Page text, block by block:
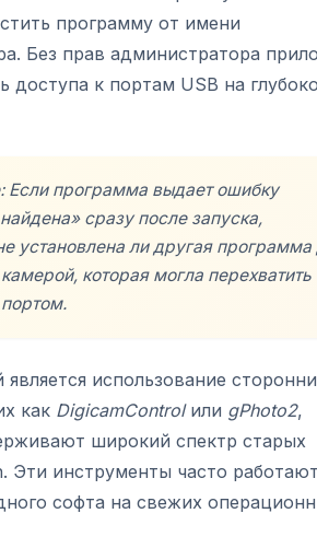
программу от имени
Без прав администратора
доступа к портам USB на
Если программа выдает ошибку
сразу после запуска,
установлена ли другая программа
которая могла перехватить
является использование
как DigicamControlили gPhoto2,
широкий спектр старых
Эти инструменты часто
софта на свежих